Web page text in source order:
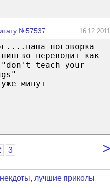
№57537 16.12.2011
поговорка
переводит как
"don't teach your
минут
>
3
лучшие приколы